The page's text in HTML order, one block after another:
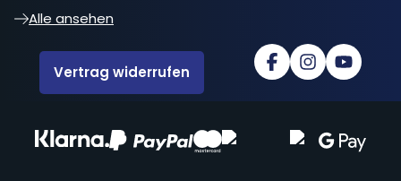
Alle ansehen
Vertrag widerrufen